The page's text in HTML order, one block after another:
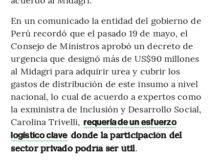
En un comunicado la entidad del gobierno de
Perú recordó que el pasado 19 de mayo, el
Consejo de Ministros aprobó un decreto de
urgencia que designó más de US$90 millones
al Midagri para adquirir urea y cubrir los
gastos de distribución de este insumo a nivel
nacional, lo cual de acuerdo a expertos como
la exministra de Inclusión y Desarrollo Social,
Carolina Trivelli, requería de un esfuerzo
logístico clave donde la participación del
sector privado podría ser útil.